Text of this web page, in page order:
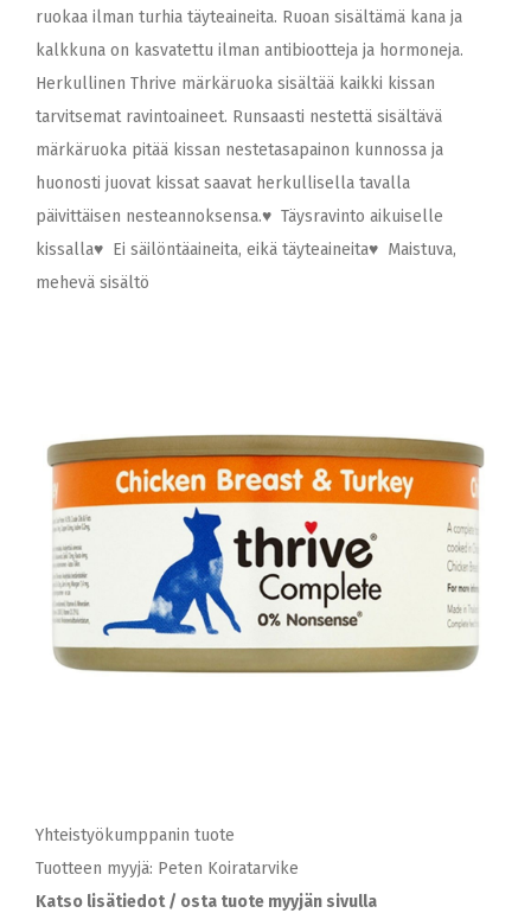
ruokaa ilman turhia täyteaineita. Ruoan sisältämä kana ja
kalkkuna on kasvatettu ilman antibiootteja ja hormoneja.
Herkullinen Thrive märkäruoka sisältää kaikki kissan
tarvitsemat ravintoaineet. Runsaasti nestettä sisältävä
märkäruoka pitää kissan nestetasapainon kunnossa ja
huonosti juovat kissat saavat herkullisella tavalla
päivittäisen nesteannoksensa.♥ Täysravinto aikuiselle
kissalla♥ Ei säilöntäaineita, eikä täyteaineita♥ Maistuva,
mehevä sisältö
Yhteistyökumppanin tuote
Tuotteen myyjä: Peten Koiratarvike
Katso lisätiedot / osta tuote myyjän sivulla